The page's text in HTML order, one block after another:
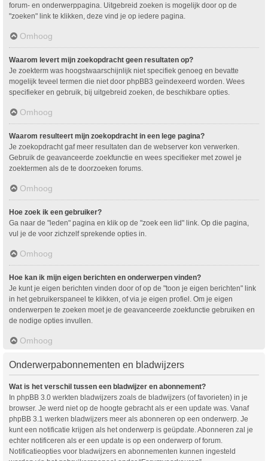
forum- en onderwerppagina. Uitgebreid zoeken is mogelijk door op de
"zoeken" link te klikken, deze vind je op iedere pagina.
Omhoog
Waarom levert mijn zoekopdracht geen resultaten op?
Je zoekterm was hoogstwaarschijnlijk niet specifiek genoeg en bevatte
mogelijk teveel termen die niet door phpBB3 geïndexeerd worden. Wees
specifieker en gebruik, bij uitgebreid zoeken, de beschikbare opties.
Omhoog
Waarom resulteert mijn zoekopdracht in een lege pagina?
Je zoekopdracht gaf meer resultaten dan de webserver kon verwerken.
Gebruik de geavanceerde zoekfunctie en wees specifieker met zowel je
zoektermen als de te doorzoeken forums.
Omhoog
Hoe zoek ik een gebruiker?
Ga naar de "leden" pagina en klik op de "zoek een lid" link. Op die pagina,
vul je de voor zichzelf sprekende opties in.
Omhoog
Hoe kan ik mijn eigen berichten en onderwerpen vinden?
Je kunt je eigen berichten vinden door of op de "toon je eigen berichten" link
in het gebruikerspaneel te klikken, of via je eigen profiel. Om je eigen
onderwerpen te zoeken moet je de geavanceerde zoekfunctie gebruiken en
de nodige opties invullen.
Omhoog
Onderwerpabonnementen en bladwijzers
Wat is het verschil tussen een bladwijzer en abonnement?
In phpBB 3.0 werkten bladwijzers zoals de bladwijzers (of favorieten) in je
browser. Je werd niet op de hoogte gebracht als er een update was. Vanaf
phpBB 3.1 werken bladwijzers meer als abonneren op een onderwerp. Je
kunt een notificatie krijgen als het onderwerp is geüpdate. Abonneren zal je
echter notificeren als er een update is op een onderwerp of forum.
Notificatieopties voor bladwijzers en abonnementen kunnen ingesteld